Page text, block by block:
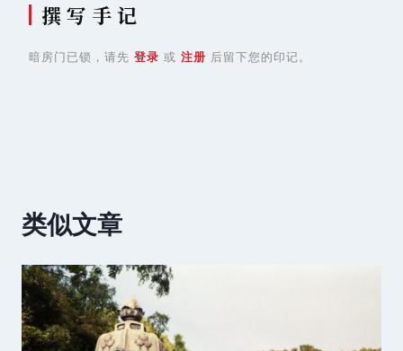
撰 写 手 记
暗房门已锁，请先 登录 或 注册 后留下您的印记。
类似文章